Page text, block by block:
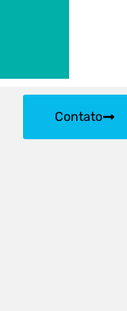
Contato